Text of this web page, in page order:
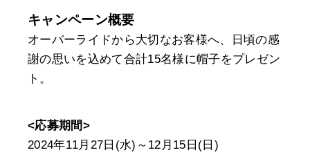
キャンペーン概要
オーバーライドから大切なお客様へ、日頃の感
謝の思いを込めて合計15名様に帽子をプレゼン
ト。
<応募期間>
2024年11月27日(水)～12月15日(日)